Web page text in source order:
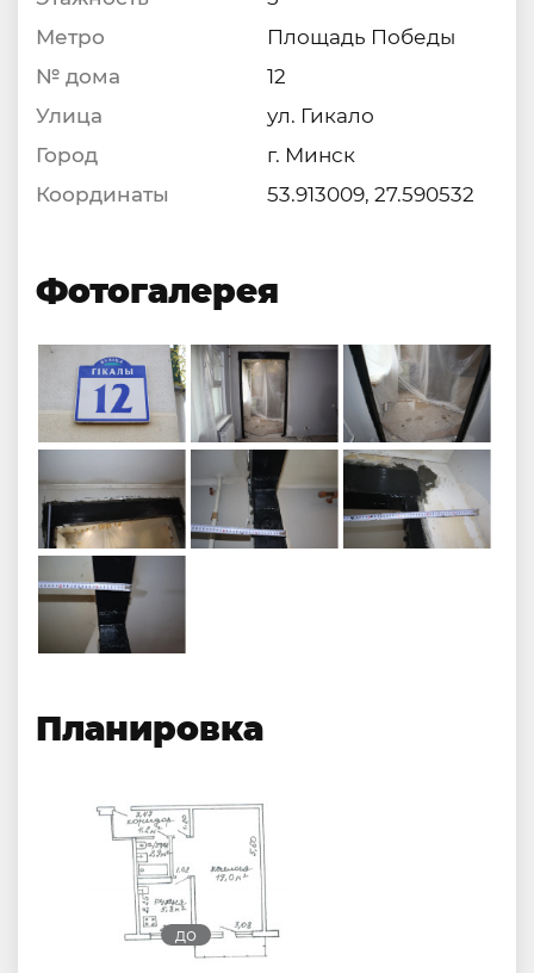
Метро
Площадь Победы
№ дома
12
Улица
ул. Гикало
Город
г. Минск
Координаты
53.913009, 27.590532
Фотогалерея
Планировка
до